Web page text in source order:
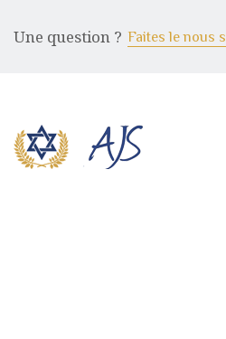
Une question ? Faites le nous